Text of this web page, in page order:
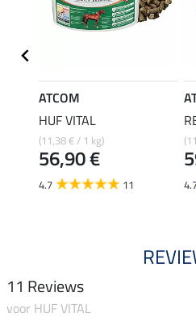
ATCOM
HUF VITAL
(11,38 € / 1 kg)
56,90 €
4.7 11
11 Reviews
voor HUF VITAL